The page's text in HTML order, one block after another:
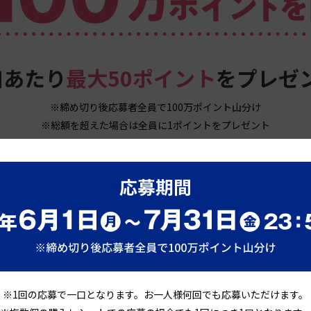
たり最大50ポイントをプレゼ
※締め切り後応募者全員で100万ポイント山分け
※総額を超えた場合は全員に1ポイントをプレゼント
※1回の応募で一口となります。 お一人様何回でも応募いただけます。